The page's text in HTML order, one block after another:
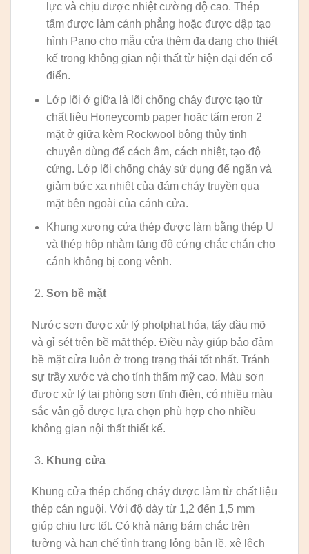
lực và chịu được nhiệt cường độ cao. Thép
tấm được làm cánh phẳng hoặc được dập tạo
hình Pano cho mẫu cửa thêm đa dạng cho thiết
kế trong không gian nội thất từ hiện đại đến cổ
điển.
Lớp lõi ở giữa là lõi chống cháy được tạo từ
chất liệu Honeycomb paper hoặc tấm eron 2
mặt ở giữa kèm Rockwool bông thủy tinh
chuyên dùng để cách âm, cách nhiệt, tạo độ
cứng. Lớp lõi chống cháy sử dụng để ngăn và
giảm bức xạ nhiệt của đám cháy truyền qua
mặt bên ngoài của cánh cửa.
Khung xương cửa thép được làm bằng thép U
và thép hộp nhằm tăng độ cứng chắc chắn cho
cánh không bị cong vênh.
Sơn bề mặt
Nước sơn được xử lý photphat hóa, tẩy dầu mỡ
và gỉ sét trên bề mặt thép. Điều này giúp bảo đảm
bề mặt cửa luôn ở trong trạng thái tốt nhất. Tránh
sự trầy xước và cho tính thẩm mỹ cao. Màu sơn
được xử lý tại phòng sơn tĩnh điện, có nhiều màu
sắc vân gỗ được lựa chọn phù hợp cho nhiều
không gian nội thất thiết kế.
Khung cửa
Khung cửa thép chống cháy được làm từ chất liệu
thép cán nguội. Với độ dày từ 1,2 đến 1,5 mm
giúp chịu lực tốt. Có khả năng bám chắc trên
tường và hạn chế tình trạng lỏng bản lề, xệ lệch